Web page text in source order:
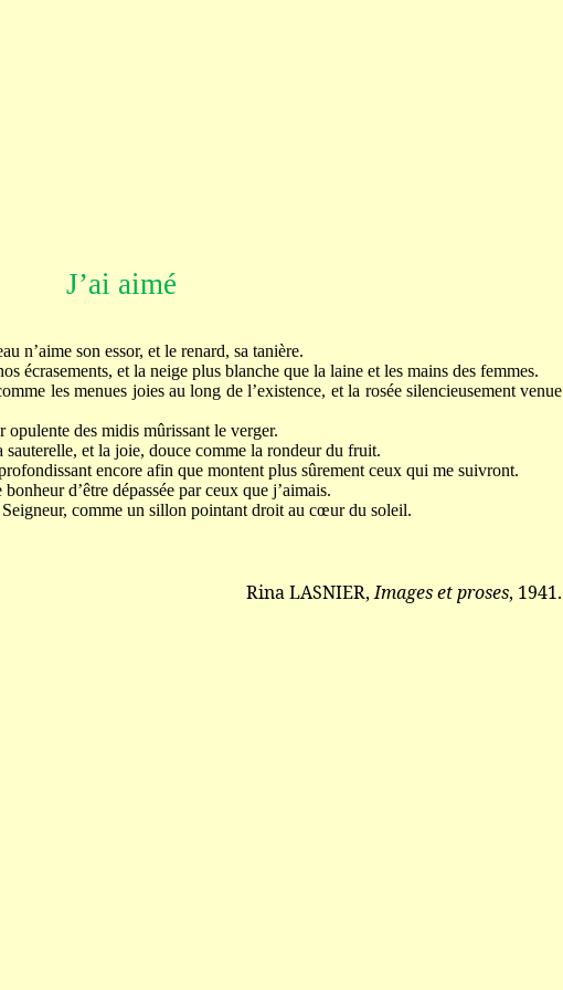
J’ai aimé
n’aime son essor, et le renard, sa tanière.
écrasements, et la neige plus blanche que la laine et les mains des femmes.
les menues joies au long de l’existence, et la rosée silencieusement venue
opulente des midis mûrissant le verger.
sauterelle, et la joie, douce comme la rondeur du fruit.
encore afin que montent plus sûrement ceux qui me suivront.
d’être dépassée par ceux que j’aimais.
comme un sillon pointant droit au cœur du soleil.
Rina LASNIER,Images et proses, 1941.